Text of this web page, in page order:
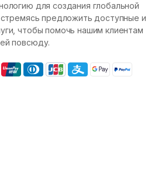
для создания глобальной
предложить доступные и
чтобы помочь нашим клиентам
повсюду.